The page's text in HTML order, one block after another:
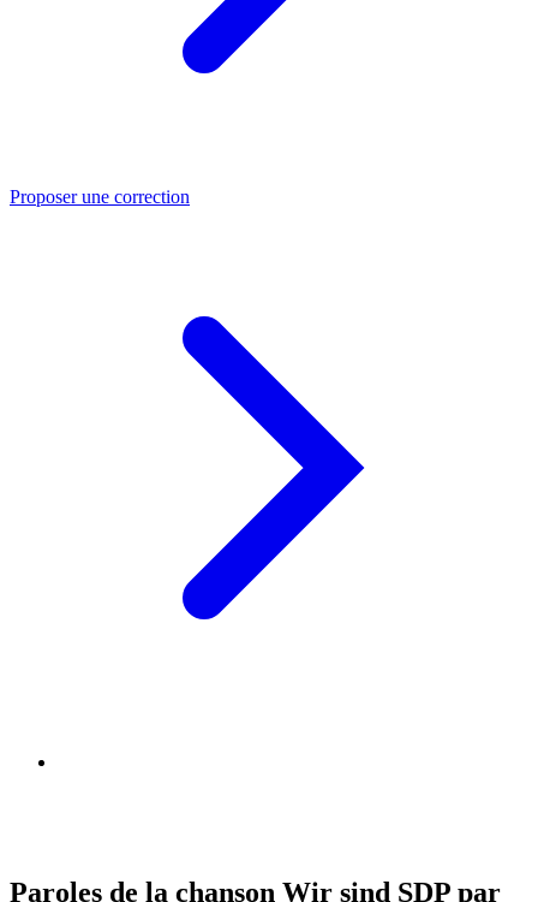
Proposer une correction
Paroles de la chanson Wir sind SDP par